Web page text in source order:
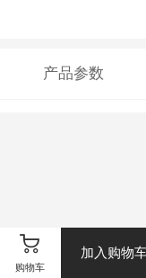
产品参数
购物车
加入购物